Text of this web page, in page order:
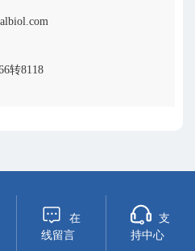
转8118
在
线留言
支
持中心